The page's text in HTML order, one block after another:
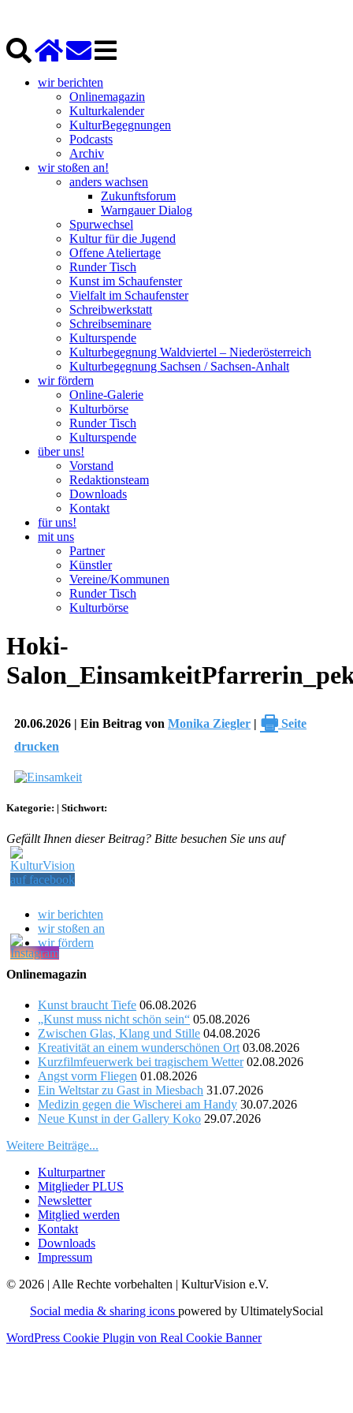
wir berichten
Onlinemagazin
Kulturkalender
KulturBegegnungen
Podcasts
Archiv
wir stoßen an!
anders wachsen
Zukunftsforum
Warngauer Dialog
Spurwechsel
Kultur für die Jugend
Offene Ateliertage
Runder Tisch
Kunst im Schaufenster
Vielfalt im Schaufenster
Schreibwerkstatt
Schreibseminare
Kulturspende
Kulturbegegnung Waldviertel – Niederösterreich
Kulturbegegnung Sachsen / Sachsen-Anhalt
wir fördern
Online-Galerie
Kulturbörse
Runder Tisch
Kulturspende
über uns!
Vorstand
Redaktionsteam
Downloads
Kontakt
für uns!
mit uns
Partner
Künstler
Vereine/Kommunen
Runder Tisch
Kulturbörse
Hoki-
20.06.2026 | Ein Beitrag von Monika Ziegler | 🖶 Seite
drucken
Kategorie: | Stichwort:
Gefällt Ihnen dieser Beitrag? Bitte besuchen Sie uns auf
wir berichten
wir stoßen an
wir fördern
Onlinemagazin
Kunst braucht Tiefe 06.08.2026
„Kunst muss nicht schön sein“ 05.08.2026
Zwischen Glas, Klang und Stille 04.08.2026
Kreativität an einem wunderschönen Ort 03.08.2026
Kurzfilmfeuerwerk bei tragischem Wetter 02.08.2026
Angst vorm Fliegen 01.08.2026
Ein Weltstar zu Gast in Miesbach 31.07.2026
Medizin gegen die Wischerei am Handy 30.07.2026
Neue Kunst in der Gallery Koko 29.07.2026
Weitere Beiträge...
Kulturpartner
Mitglieder PLUS
Newsletter
Mitglied werden
Kontakt
Downloads
Impressum
© 2026 | Alle Rechte vorbehalten | KulturVision e.V.
Social media & sharing icons powered by UltimatelySocial
WordPress Cookie Plugin von Real Cookie Banner